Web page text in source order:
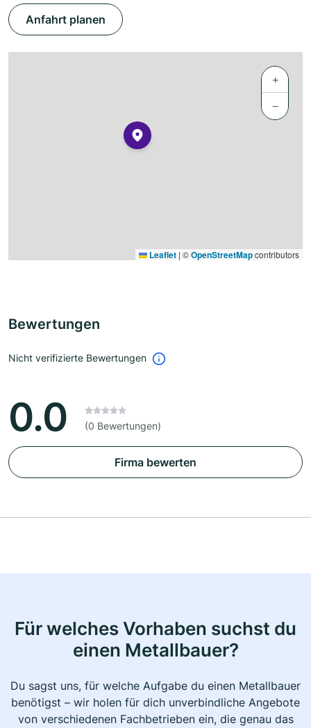
Anfahrt planen
+
−
Leaflet | ©OpenStreetMapcontributors
Bewertungen
Nicht verifizierte Bewertungen
0.0 (0 Bewertungen)
Firma bewerten
Für welches Vorhaben suchst du
einen Metallbauer?
Du sagst uns, für welche Aufgabe du einen Metallbauer
benötigst – wir holen für dich unverbindliche Angebote
von verschiedenen Fachbetrieben ein, die genau das